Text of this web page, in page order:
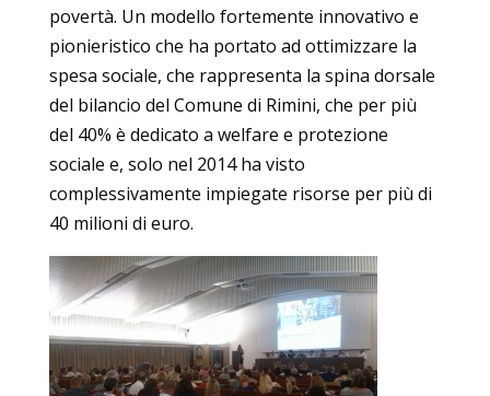
povertà. Un modello fortemente innovativo e
pionieristico che ha portato ad ottimizzare la
spesa sociale, che rappresenta la spina dorsale
del bilancio del Comune di Rimini, che per più
del 40% è dedicato a welfare e protezione
sociale e, solo nel 2014 ha visto
complessivamente impiegate risorse per più di
40 milioni di euro.